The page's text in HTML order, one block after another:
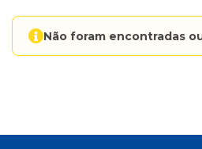
Não foram encontradas